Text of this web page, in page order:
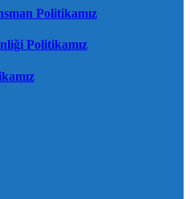
Politikamız
Politikamız